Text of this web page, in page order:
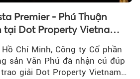
Premier - Phú Thuận
tại Dot Property Vietnam
Chí Minh, Công ty Cổ phần
sản Văn Phú đã nhận cú đúp
giải Dot Property Vietnam